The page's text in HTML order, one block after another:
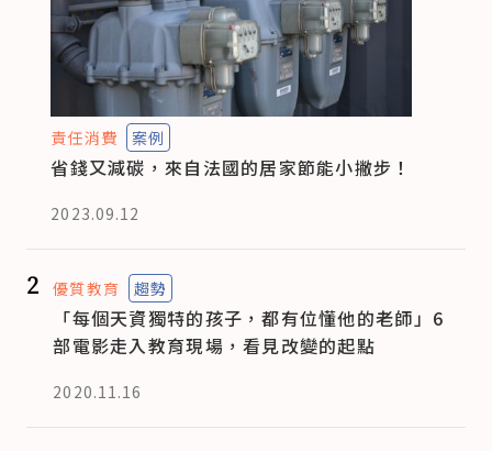
責任消費 案例
省錢又減碳，來自法國的居家節能小撇步！
2023.09.12
2 優質教育 趨勢
「每個天資獨特的孩子，都有位懂他的老師」6
部電影走入教育現場，看見改變的起點
2020.11.16